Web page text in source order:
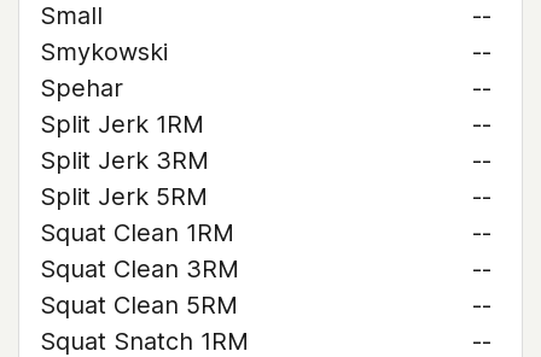
Small
--
Smykowski
--
Spehar
--
Split Jerk 1RM
--
Split Jerk 3RM
--
Split Jerk 5RM
--
Squat Clean 1RM
--
Squat Clean 3RM
--
Squat Clean 5RM
--
Squat Snatch 1RM
--